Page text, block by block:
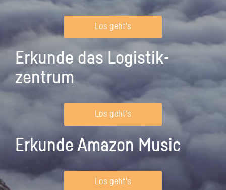
Los geht's
Erkunde das Logistik­
zentrum
Los geht's
Erkunde Amazon Music
Los geht's